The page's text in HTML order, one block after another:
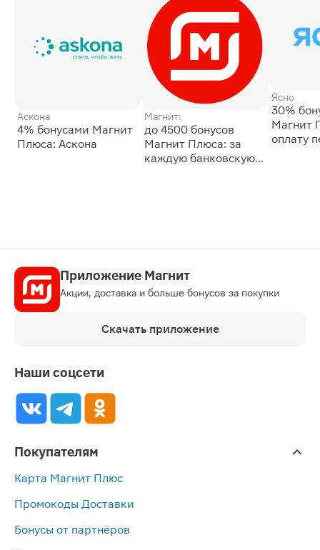
Аскона
4% бонусами Магнит
Плюса: Аскона
Магнит:
до 4500 бонусов
Магнит Плюса: за
каждую банковскую
Ясно
30%
Магнит
оплату
Приложение Магнит
Акции, доставка и больше бонусов за покупки
Скачать приложение
Наши соцсети
Покупателям
Карта Магнит Плюс
Промокоды Доставки
Бонусы от партнёров